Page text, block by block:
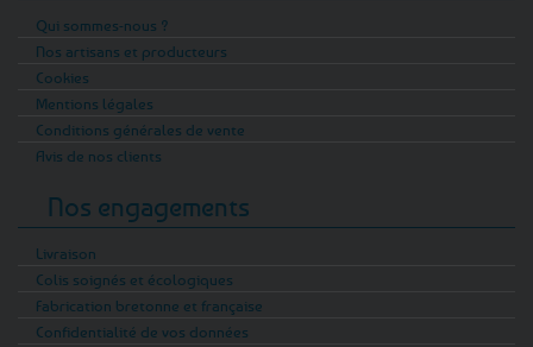
Qui sommes-nous ?
Nos artisans et producteurs
Cookies
Mentions légales
Conditions générales de vente
Avis de nos clients
Nos engagements
Livraison
Colis soignés et écologiques
Fabrication bretonne et française
Confidentialité de vos données